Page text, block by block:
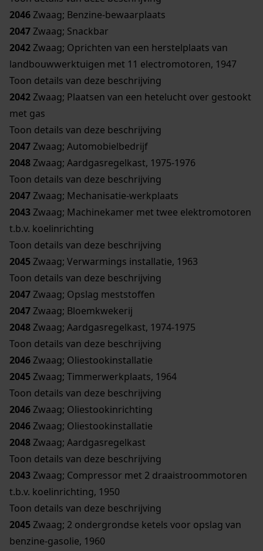
2046Zwaag; Benzine-bewaarplaats
2047Zwaag; Snackbar
2042Zwaag; Oprichten van een herstelplaats van
landbouwwerktuigen met 11 electromotoren, 1947
Toon details van deze beschrijving
2042Zwaag; Plaatsen van een hetelucht over gestookt
met gas
Toon details van deze beschrijving
2047Zwaag; Automobielbedrijf
2048Zwaag; Aardgasregelkast, 1975-1976
Toon details van deze beschrijving
2047Zwaag; Mechanisatie-werkplaats
2043Zwaag; Machinekamer met twee elektromotoren
t.b.v. koelinrichting
Toon details van deze beschrijving
2045Zwaag; Verwarmings installatie, 1963
Toon details van deze beschrijving
2047Zwaag; Opslag meststoffen
2047Zwaag; Bloemkwekerij
2048Zwaag; Aardgasregelkast, 1974-1975
Toon details van deze beschrijving
2046Zwaag; Oliestookinstallatie
2045Zwaag; Timmerwerkplaats, 1964
Toon details van deze beschrijving
2046Zwaag; Oliestookinrichting
2046Zwaag; Oliestookinstallatie
2048Zwaag; Aardgasregelkast
Toon details van deze beschrijving
2043Zwaag; Compressor met 2 draaistroommotoren
t.b.v. koelinrichting, 1950
Toon details van deze beschrijving
2045Zwaag; 2 ondergrondse ketels voor opslag van
benzine-gasolie, 1960